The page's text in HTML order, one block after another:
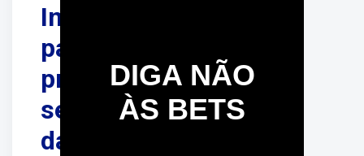
Inscrições
para
processo
seletivo
da
DIGA NÃO
ÀS BETS